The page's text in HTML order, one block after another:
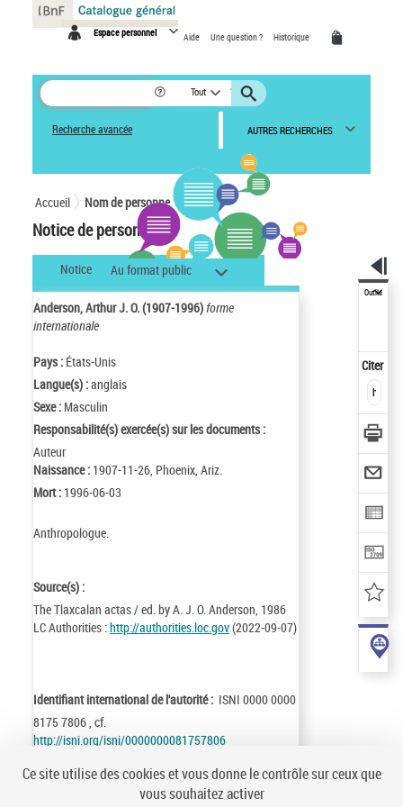
Espace personnel Aide Une question ? Historique
Tout
Recherche avancée AUTRES RECHERCHES
Accueil Nom de personne
Notice de personne
Notice Au format public
Anderson, Arthur J. O. (1907-1996)forme
internationale
Pays : États-Unis
Langue(s) :anglais
Sexe : Masculin
Responsabilité(s) exercée(s) sur les documents :
Auteur
Naissance : 1907-11-26, Phoenix, Ariz.
Mort : 1996-06-03
Anthropologue.
Source(s) :
The Tlaxcalan actas / ed. by A. J. O. Anderson, 1986
LC Authorities :http://authorities.loc.gov(2022-09-07)
Identifiant international de l'autorité : ISNI 0000 0000
8175 7806 , cf.
http://isni.org/isni/0000000081757806
Notice n° :FRBNF12028800
Mise à jour :22/09/07
Outils
Citer
Panneau de gestion des cookies
Ce site utilise des cookies et vous donne le contrôle sur ceux que
vous souhaitez activer